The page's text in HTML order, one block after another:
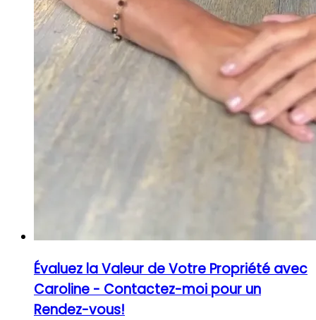
Évaluez la Valeur de Votre Propriété avec
Caroline - Contactez-moi pour un
Rendez-vous!